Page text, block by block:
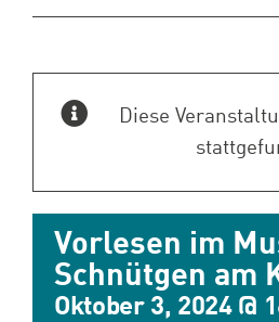
Vor Ort
Wir
Diese
Vorlesen im
Schnütgen am
Oktober 3, 2024 @